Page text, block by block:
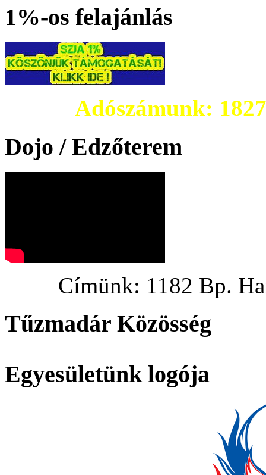
1%-os felajánlás
Adószámunk:
Dojo / Edzőterem
Címünk: 1182 Bp.
Tűzmadár Közösség
Egyesületünk logója